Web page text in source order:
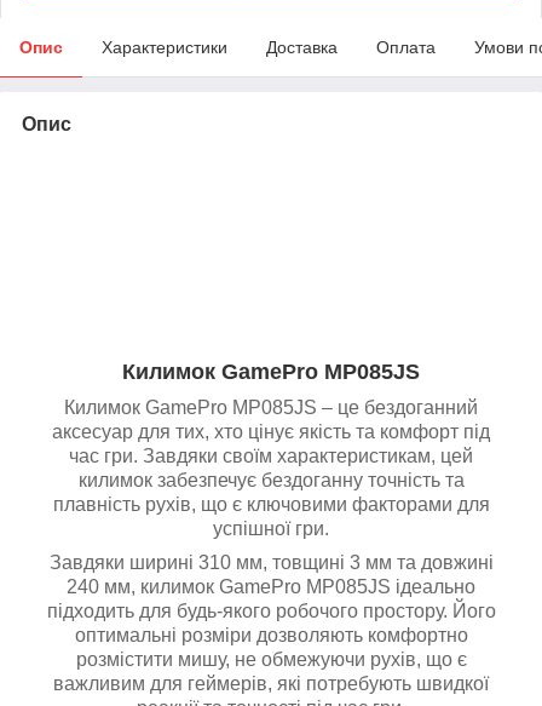
Опис Характеристики Доставка Оплата Умови
Опис
Килимок GamePro MP085JS
Килимок GamePro MP085JS – це бездоганний
аксесуар для тих, хто цінує якість та комфорт під
час гри. Завдяки своїм характеристикам, цей
килимок забезпечує бездоганну точність та
плавність рухів, що є ключовими факторами для
успішної гри.
Завдяки ширині 310 мм, товщині 3 мм та довжині
240 мм, килимок GamePro MP085JS ідеально
підходить для будь-якого робочого простору. Його
оптимальні розміри дозволяють комфортно
розмістити мишу, не обмежуючи рухів, що є
важливим для геймерів, які потребують швидкої